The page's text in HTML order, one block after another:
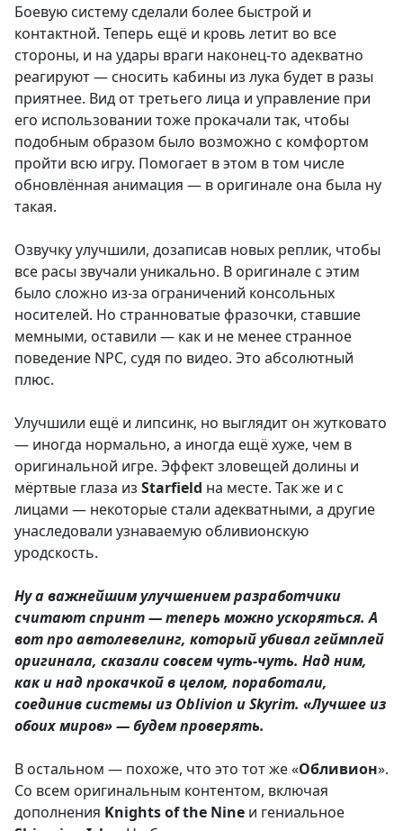
Боевую систему сделали более быстрой и
контактной. Теперь ещё и кровь летит во все
стороны, и на удары враги наконец-то адекватно
реагируют — сносить кабины из лука будет в разы
приятнее. Вид от третьего лица и управление при
его использовании тоже прокачали так, чтобы
подобным образом было возможно с комфортом
пройти всю игру. Помогает в этом в том числе
обновлённая анимация — в оригинале она была ну
такая.
Озвучку улучшили, дозаписав новых реплик, чтобы
все расы звучали уникально. В оригинале с этим
было сложно из-за ограничений консольных
носителей. Но странноватые фразочки, ставшие
мемными, оставили — как и не менее странное
поведение NPC, судя по видео. Это абсолютный
плюс.
Улучшили ещё и липсинк, но выглядит он жутковато
— иногда нормально, а иногда ещё хуже, чем в
оригинальной игре. Эффект зловещей долины и
мёртвые глаза из Starfield на месте. Так же и с
лицами — некоторые стали адекватными, а другие
унаследовали узнаваемую обливионскую
уродскость.
Ну а важнейшим улучшением разработчики
считают спринт — теперь можно ускоряться. А
вот про автолевелинг, который убивал геймплей
оригинала, сказали совсем чуть-чуть. Над ним,
как и над прокачкой в целом, поработали,
соединив системы из Oblivion и Skyrim. «Лучшее из
обоих миров» — будем проверять.
В остальном — похоже, что это тот же «Обливион».
Со всем оригинальным контентом, включая
дополнения Knights of the Nine и гениальное